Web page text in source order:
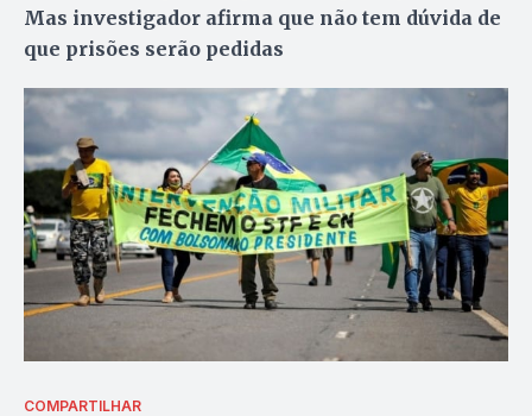
Mas investigador afirma que não tem dúvida de
que prisões serão pedidas
COMPARTILHAR